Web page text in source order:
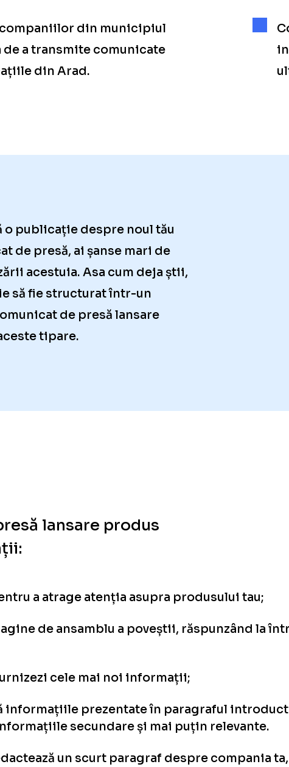
din municipiul
a transmite comunicate
din Arad.
o publicație despre noul tău
de presă, ai șanse mari de
acestuia. Asa cum deja știi,
să fie structurat într-un
de presă lansare
tipare.
lansare produs
a atrage atenția asupra produsului tau;
de ansamblu a poveștii, răspunzând la
cele mai noi informații;
informațiile prezentate în paragraful
secundare și mai puțin relevante.
un scurt paragraf despre compania